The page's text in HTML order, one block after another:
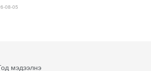
08-05